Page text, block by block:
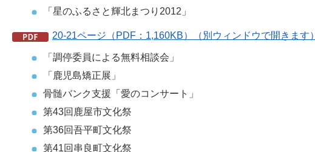
「星のふるさと輝北まつり2012」
20-21ページ（PDF：1,160KB）（別ウィンドウで開きます）
「調停委員による無料相談会」
「鹿児島矯正展」
骨髄バンク支援「愛のコンサート」
第43回鹿屋市文化祭
第36回吾平町文化祭
第41回串良町文化祭